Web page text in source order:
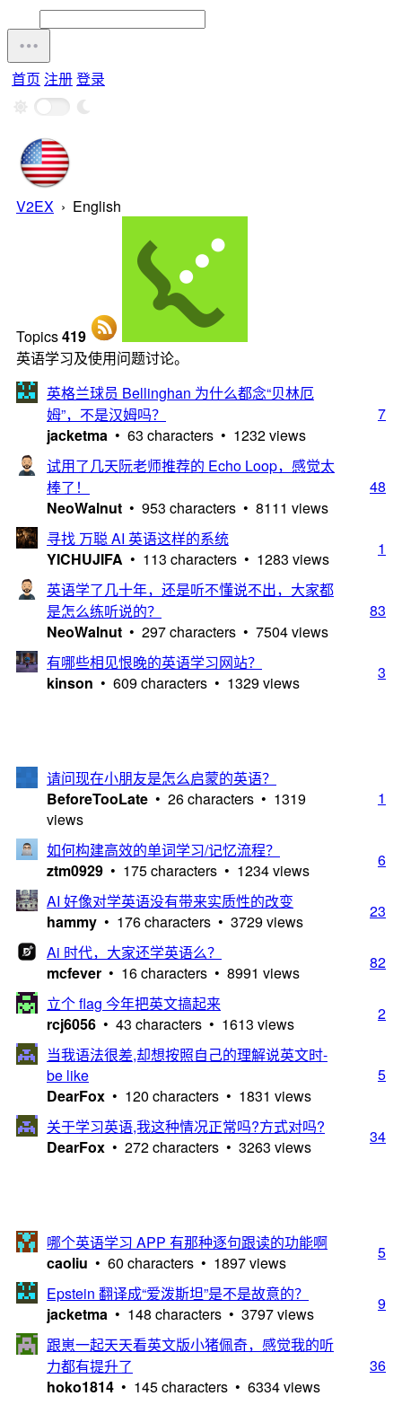
首页 注册登录
V2EX › English
Topics419
英语学习及使用问题讨论。
英格兰球员 Bellinghan 为什么都念“贝林厄
姆”，不是汉姆吗？
jacketma • 63 characters • 1232 views
7
试用了几天阮老师推荐的 Echo Loop，感觉太
棒了！
NeoWalnut • 953 characters • 8111 views
48
寻找 万聪 AI 英语这样的系统
YICHUJIFA • 113 characters • 1283 views
1
英语学了几十年，还是听不懂说不出，大家都
是怎么练听说的？
NeoWalnut • 297 characters • 7504 views
83
有哪些相见恨晚的英语学习网站？
kinson • 609 characters • 1329 views
3
请问现在小朋友是怎么启蒙的英语？
BeforeTooLate • 26 characters • 1319
views
1
如何构建高效的单词学习/记忆流程？
ztm0929 • 175 characters • 1234 views
6
AI 好像对学英语没有带来实质性的改变
hammy • 176 characters • 3729 views
23
Ai 时代，大家还学英语么？
mcfever • 16 characters • 8991 views
82
立个 flag 今年把英文搞起来
rcj6056 • 43 characters • 1613 views
2
当我语法很差,却想按照自己的理解说英文时-
be like
DearFox • 120 characters • 1831 views
5
关于学习英语,我这种情况正常吗?方式对吗?
DearFox • 272 characters • 3263 views
34
哪个英语学习 APP 有那种逐句跟读的功能啊
caoliu • 60 characters • 1897 views
5
Epstein 翻译成“爱泼斯坦”是不是故意的？
jacketma • 148 characters • 3797 views
9
跟崽一起天天看英文版小猪佩奇，感觉我的听
力都有提升了
hoko1814 • 145 characters • 6334 views
36